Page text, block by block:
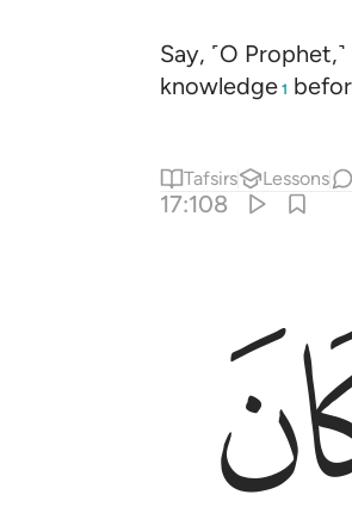
Say, ˹O
knowledge 1
Tafsirs Lessons
17:108